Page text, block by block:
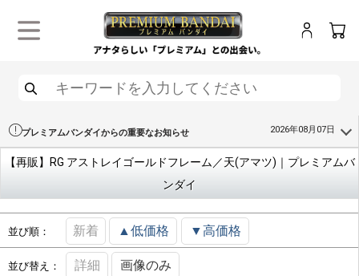
プレミアムバンダイからの重要なお知らせ 2026年08月07日
【再販】RG アストレイゴールドフレーム／天(アマツ)｜プレミアムバ
ンダイ
並び順： 新着 ▲低価格 ▼高価格
並び替え： 詳細 画像のみ